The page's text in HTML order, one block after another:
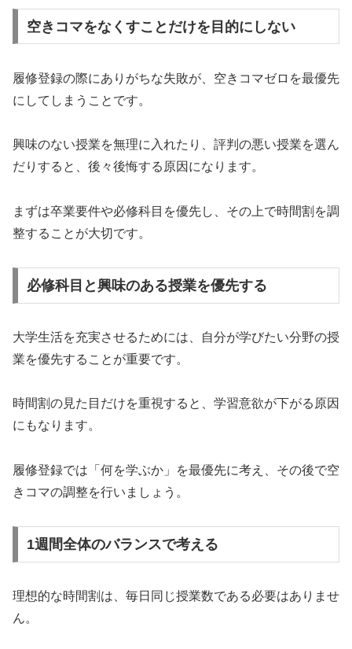
空きコマをなくすことだけを目的にしない
履修登録の際にありがちな失敗が、空きコマゼロを最優先
にしてしまうことです。
興味のない授業を無理に入れたり、評判の悪い授業を選ん
だりすると、後々後悔する原因になります。
まずは卒業要件や必修科目を優先し、その上で時間割を調
整することが大切です。
必修科目と興味のある授業を優先する
大学生活を充実させるためには、自分が学びたい分野の授
業を優先することが重要です。
時間割の見た目だけを重視すると、学習意欲が下がる原因
にもなります。
履修登録では「何を学ぶか」を最優先に考え、その後で空
きコマの調整を行いましょう。
1週間全体のバランスで考える
理想的な時間割は、毎日同じ授業数である必要はありませ
ん。